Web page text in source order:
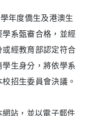
年度僑生及港澳生
系甄審合格，並經
經教育部認定符合
生身分，將依學系
招生委員會決議。
站，並以電子郵件